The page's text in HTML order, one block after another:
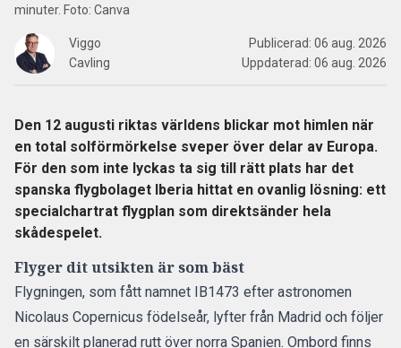
minuter. Foto: Canva
Viggo
Cavling
Publicerad: 06 aug. 2026
Uppdaterad: 06 aug. 2026
Den 12 augusti riktas världens blickar mot himlen när
en total solförmörkelse sveper över delar av Europa.
För den som inte lyckas ta sig till rätt plats har det
spanska flygbolaget Iberia hittat en ovanlig lösning: ett
specialchartrat flygplan som direktsänder hela
skådespelet.
Flyger dit utsikten är som bäst
Flygningen, som fått namnet IB1473 efter astronomen
Nicolaus Copernicus födelseår, lyfter från Madrid och följer
en särskilt planerad rutt över norra Spanien. Ombord finns